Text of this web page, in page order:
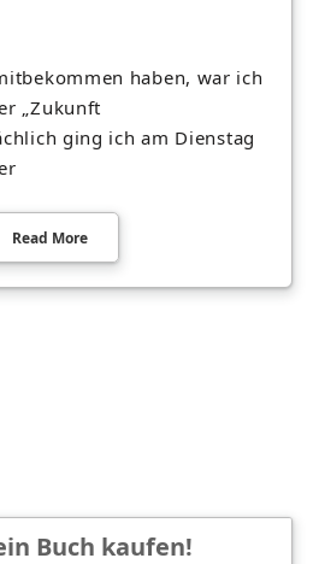
haben, war ich
„Zukunft
ging ich am Dienstag
Read More
Buch kaufen!